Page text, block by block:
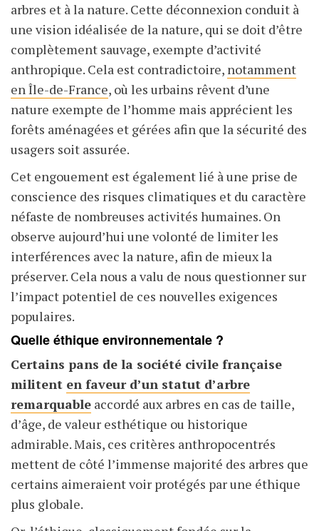
arbres et à la nature. Cette déconnexion conduit à
une vision idéalisée de la nature, qui se doit d’être
complètement sauvage, exempte d’activité
anthropique. Cela est contradictoire, notamment
en Île-de-France, où les urbains rêvent d’une
nature exempte de l’homme mais apprécient les
forêts aménagées et gérées afin que la sécurité des
usagers soit assurée.
Cet engouement est également lié à une prise de
conscience des risques climatiques et du caractère
néfaste de nombreuses activités humaines. On
observe aujourd’hui une volonté de limiter les
interférences avec la nature, afin de mieux la
préserver. Cela nous a valu de nous questionner sur
l’impact potentiel de ces nouvelles exigences
populaires.
Quelle éthique environnementale ?
Certains pans de la société civile française
militent en faveur d’un statut d’arbre
remarquable accordé aux arbres en cas de taille,
d’âge, de valeur esthétique ou historique
admirable. Mais, ces critères anthropocentrés
mettent de côté l’immense majorité des arbres que
certains aimeraient voir protégés par une éthique
plus globale.